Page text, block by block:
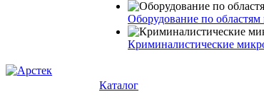
Оборудование по
Криминалистические
Каталог